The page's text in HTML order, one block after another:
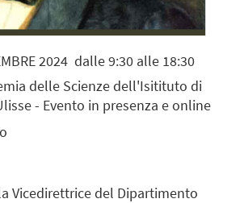
2024dalle 9:30 alle 18:30
delle Scienze dell'Isitituto di
- Evento in presenza e online
Vicedirettrice del Dipartimento